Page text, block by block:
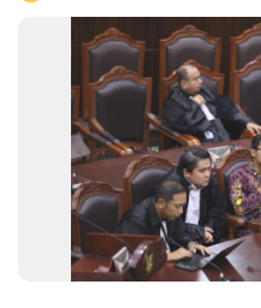
RESOLUSI
MEDIA
PRAMUDITA
Resolusi.co